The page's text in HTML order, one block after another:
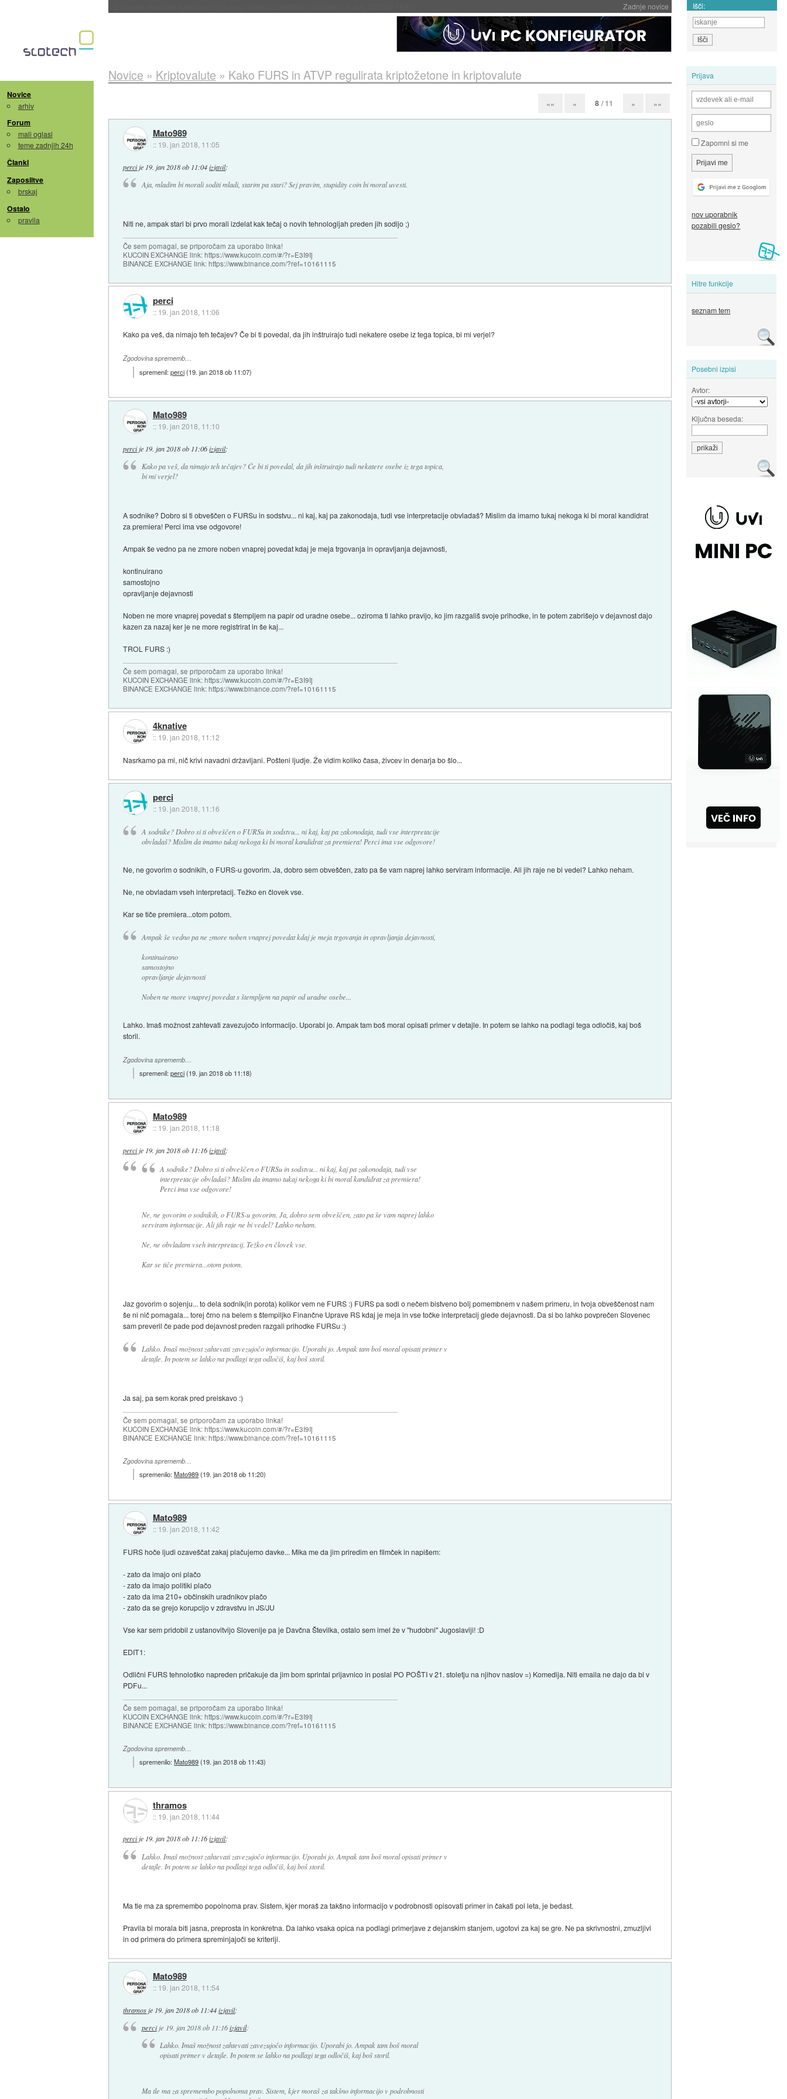
Zadnje novice Išči:
Novice
arhiv
Forum
mali oglasi
teme zadnjih 24h
Članki
Zaposlitve
brskaj
Ostalo
pravila
Prijava
Zapomni si me
nov uporabnik
pozabili geslo?
Hitre funkcije
seznam tem
Posebni izpisi
Avtor:
Ključna beseda:
Novice » Kriptovalute » Kako FURS in ATVP regulirata kriptožetone in kriptovalute
«« « 8 / 11 » »»
Mato989
:: 19. jan 2018, 11:05
percije 19. jan 2018 ob 11:04 izjavil:
Aja, mladim bi morali soditi mladi, starim pa stari? Sej pravim, stupidity coin bi moral uvesti.
Niti ne, ampak stari bi prvo morali izdelat kak tečaj o novih tehnologijah preden jih sodijo ;)
Če sem pomagal, se priporočam za uporabo linka!
KUCOIN EXCHANGE link: https://www.kucoin.com/#/?r=E3I9Ij
BINANCE EXCHANGE link: https://www.binance.com/?ref=10161115
perci
:: 19. jan 2018, 11:06
Kako pa veš, da nimajo teh tečajev? Če bi ti povedal, da jih inštruirajo tudi nekatere osebe iz tega topica, bi mi verjel?
Zgodovina sprememb…
spremenil:perci(19. jan 2018 ob 11:07)
Mato989
:: 19. jan 2018, 11:10
percije 19. jan 2018 ob 11:06 izjavil:
Kako pa veš, da nimajo teh tečajev? Če bi ti povedal, da jih inštruirajo tudi nekatere osebe iz tega topica,
bi mi verjel?
A sodnike? Dobro si ti obveščen o FURSu in sodstvu... ni kaj, kaj pa zakonodaja, tudi vse interpretacije obvladaš? Mislim da imamo tukaj nekoga ki bi moral kandidrat
za premiera! Perci ima vse odgovore!
Ampak še vedno pa ne zmore noben vnaprej povedat kdaj je meja trgovanja in opravljanja dejavnosti,
kontinuirano
samostojno
opravljanje dejavnosti
Noben ne more vnaprej povedat s štempljem na papir od uradne osebe... oziroma ti lahko pravijo, ko jim razgališ svoje prihodke, in te potem zabrišejo v dejavnost dajo
kazen za nazaj ker je ne more registrirat in še kaj...
TROL FURS :)
Če sem pomagal, se priporočam za uporabo linka!
KUCOIN EXCHANGE link: https://www.kucoin.com/#/?r=E3I9Ij
BINANCE EXCHANGE link: https://www.binance.com/?ref=10161115
4knative
:: 19. jan 2018, 11:12
Nasrkamo pa mi, nič krivi navadni državljani. Pošteni ljudje. Že vidim koliko časa, živcev in denarja bo šlo...
perci
:: 19. jan 2018, 11:16
A sodnike? Dobro si ti obveščen o FURSu in sodstvu... ni kaj, kaj pa zakonodaja, tudi vse interpretacije
obvladaš? Mislim da imamo tukaj nekoga ki bi moral kandidrat za premiera! Perci ima vse odgovore!
Ne, ne govorim o sodnikih, o FURS-u govorim. Ja, dobro sem obveščen, zato pa še vam naprej lahko serviram informacije. Ali jih raje ne bi vedel? Lahko neham.
Ne, ne obvladam vseh interpretacij. Težko en človek vse.
Kar se tiče premiera...otom potom.
Ampak še vedno pa ne zmore noben vnaprej povedat kdaj je meja trgovanja in opravljanja dejavnosti,
kontinuirano
samostojno
opravljanje dejavnosti
Noben ne more vnaprej povedat s štempljem na papir od uradne osebe...
Lahko. Imaš možnost zahtevati zavezujočo informacijo. Uporabi jo. Ampak tam boš moral opisati primer v detajle. In potem se lahko na podlagi tega odločiš, kaj boš
storil.
Zgodovina sprememb…
spremenil:perci(19. jan 2018 ob 11:18)
Mato989
:: 19. jan 2018, 11:18
percije 19. jan 2018 ob 11:16 izjavil:
A sodnike? Dobro si ti obveščen o FURSu in sodstvu... ni kaj, kaj pa zakonodaja, tudi vse
interpretacije obvladaš? Mislim da imamo tukaj nekoga ki bi moral kandidrat za premiera!
Perci ima vse odgovore!
Ne, ne govorim o sodnikih, o FURS-u govorim. Ja, dobro sem obveščen, zato pa še vam naprej lahko
serviram informacije. Ali jih raje ne bi vedel? Lahko neham.
Ne, ne obvladam vseh interpretacij. Težko en človek vse.
Kar se tiče premiera...otom potom.
Jaz govorim o sojenju... to dela sodnik(in porota) kolikor vem ne FURS :) FURS pa sodi o nečem bistveno bolj pomembnem v našem primeru, in tvoja obveščenost nam
še ni nič pomagala... torej črno na belem s štempiljko Finančne Uprave RS kdaj je meja in vse točke interpretacij glede dejavnosti. Da si bo lahko povprečen Slovenec
sam preveril če pade pod dejavnost preden razgali prihodke FURSu :)
Lahko. Imaš možnost zahtevati zavezujočo informacijo. Uporabi jo. Ampak tam boš moral opisati primer v
detajle. In potem se lahko na podlagi tega odločiš, kaj boš storil.
Ja saj, pa sem korak pred preiskavo :)
Če sem pomagal, se priporočam za uporabo linka!
KUCOIN EXCHANGE link: https://www.kucoin.com/#/?r=E3I9Ij
BINANCE EXCHANGE link: https://www.binance.com/?ref=10161115
Zgodovina sprememb…
spremenilo:Mato989(19. jan 2018 ob 11:20)
Mato989
:: 19. jan 2018, 11:42
FURS hoče ljudi ozaveščat zakaj plačujemo davke... Mika me da jim priredim en filmček in napišem:
- zato da imajo oni plačo
- zato da imajo politiki plačo
- zato da ima 210+ občinskih uradnikov plačo
- zato da se grejo korupcijo v zdravstvu in JS/JU
Vse kar sem pridobil z ustanovitvijo Slovenije pa je Davčna Številka, ostalo sem imel že v "hudobni" Jugoslaviji! :D
EDIT1:
Odlični FURS tehnološko napreden pričakuje da jim bom sprintal prijavnico in poslal PO POŠTI v 21. stoletju na njihov naslov =) Komedija. Niti emaila ne dajo da bi v
PDFu...
Če sem pomagal, se priporočam za uporabo linka!
KUCOIN EXCHANGE link: https://www.kucoin.com/#/?r=E3I9Ij
BINANCE EXCHANGE link: https://www.binance.com/?ref=10161115
Zgodovina sprememb…
spremenilo:Mato989(19. jan 2018 ob 11:43)
thramos
:: 19. jan 2018, 11:44
percije 19. jan 2018 ob 11:16 izjavil:
Lahko. Imaš možnost zahtevati zavezujočo informacijo. Uporabi jo. Ampak tam boš moral opisati primer v
detajle. In potem se lahko na podlagi tega odločiš, kaj boš storil.
Ma tle ma za spremembo popolnoma prav. Sistem, kjer moraš za takšno informacijo v podrobnosti opisovati primer in čakati pol leta, je bedast.
Pravila bi morala biti jasna, preprosta in konkretna. Da lahko vsaka opica na podlagi primerjave z dejanskim stanjem, ugotovi za kaj se gre. Ne pa skrivnostni, zmuzljivi
in od primera do primera spreminjajoči se kriteriji.
Mato989
:: 19. jan 2018, 11:54
thramos je 19. jan 2018 ob 11:44 izjavil:
percije 19. jan 2018 ob 11:16 izjavil:
Lahko. Imaš možnost zahtevati zavezujočo informacijo. Uporabi jo. Ampak tam boš moral
opisati primer v detajle. In potem se lahko na podlagi tega odločiš, kaj boš storil.
Ma tle ma za spremembo popolnoma prav. Sistem, kjer moraš za takšno informacijo v podrobnosti